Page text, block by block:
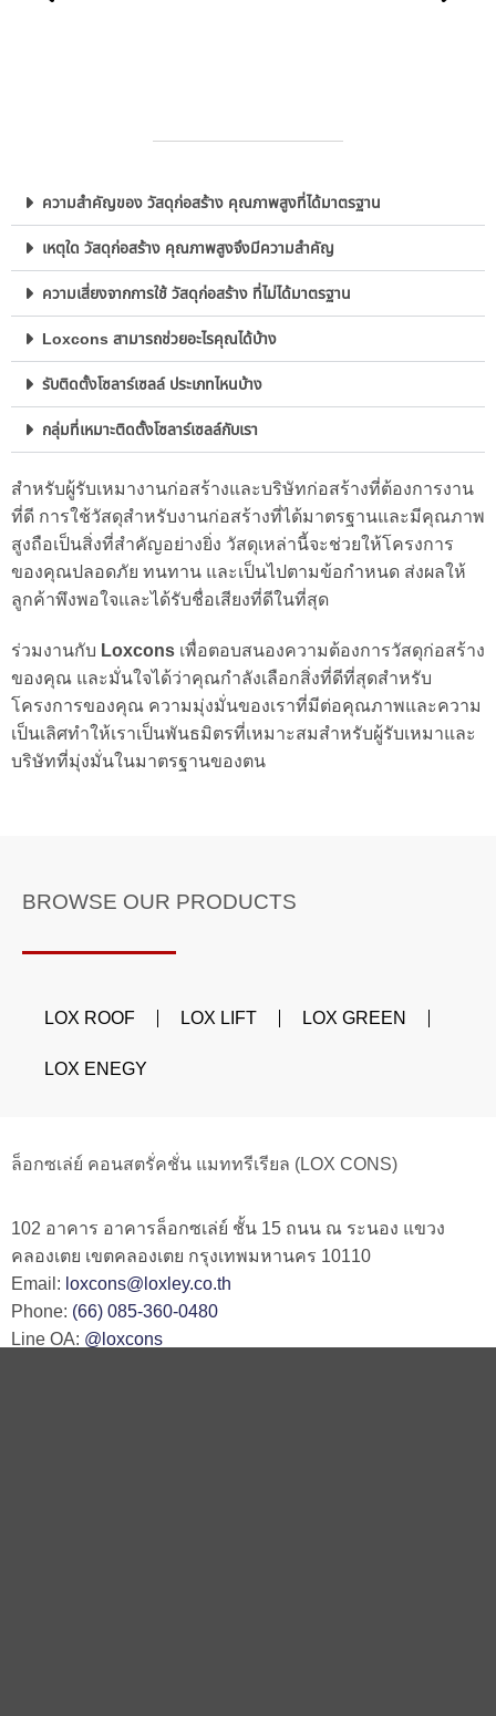
ความสำคัญของ วัสดุก่อสร้าง คุณภาพสูงที่ได้มาตรฐาน
เหตุใด วัสดุก่อสร้าง คุณภาพสูงจึงมีความสำคัญ
ความเสี่ยงจากการใช้ วัสดุก่อสร้าง ที่ไม่ได้มาตรฐาน
Loxcons สามารถช่วยอะไรคุณได้บ้าง
รับติดตั้งโซลาร์เซลล์ ประเภทไหนบ้าง
กลุ่มที่เหมาะติดตั้งโซลาร์เซลล์กับเรา
สำหรับผู้รับเหมางานก่อสร้างและบริษัทก่อสร้างที่ต้องการงาน
ที่ดี การใช้วัสดุสำหรับงานก่อสร้างที่ได้มาตรฐานและมีคุณภาพ
สูงถือเป็นสิ่งที่สำคัญอย่างยิ่ง วัสดุเหล่านี้จะช่วยให้โครงการ
ของคุณปลอดภัย ทนทาน และเป็นไปตามข้อกำหนด ส่งผลให้
ลูกค้าพึงพอใจและได้รับชื่อเสียงที่ดีในที่สุด
ร่วมงานกับ Loxcons เพื่อตอบสนองความต้องการวัสดุก่อสร้าง
ของคุณ และมั่นใจได้ว่าคุณกำลังเลือกสิ่งที่ดีที่สุดสำหรับ
โครงการของคุณ ความมุ่งมั่นของเราที่มีต่อคุณภาพและความ
เป็นเลิศทำให้เราเป็นพันธมิตรที่เหมาะสมสำหรับผู้รับเหมาและ
บริษัทที่มุ่งมั่นในมาตรฐานของตน
BROWSE OUR PRODUCTS
LOX ROOF LOX LIFT LOX GREEN
LOX ENEGY
ล็อกซเล่ย์ คอนสตรั่คชั่น แมททรีเรียล (LOX CONS)
102 อาคาร อาคารล็อกซเล่ย์ ชั้น 15 ถนน ณ ระนอง แขวง
คลองเตย เขตคลองเตย กรุงเทพมหานคร 10110
Email: loxcons@loxley.co.th
Phone: (66) 085-360-0480
Line OA: @loxcons